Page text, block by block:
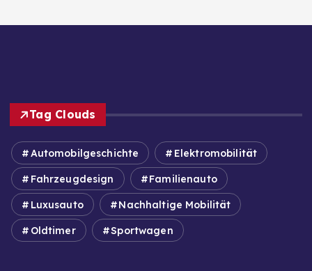
Tag Clouds
Automobilgeschichte Elektromobilität
Fahrzeugdesign Familienauto
Luxusauto Nachhaltige Mobilität
Oldtimer Sportwagen